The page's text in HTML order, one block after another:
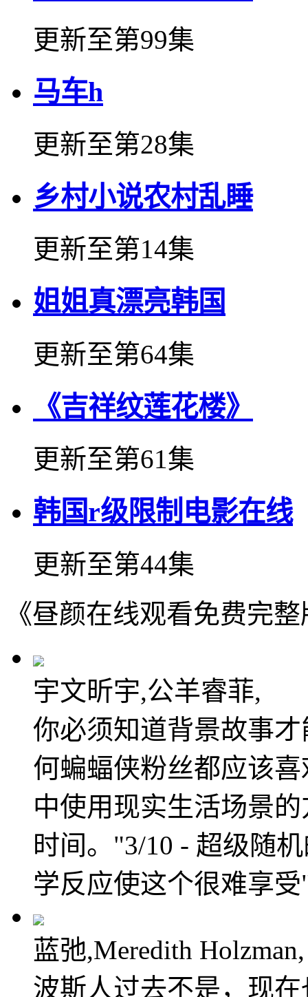
更新至第99集
马车h
更新至第28集
乡村小说农村乱睡
更新至第14集
姐姐真漂亮韩国
更新至第64集
《吉祥纹莲花楼》
更新至第61集
韩国r级限制电影在线
更新至第44集
《昼颜在线观看免费完
宇文昕宇,公羊睿菲,
你必须知道背景故事
何蝙蝠侠粉丝都应该
中使用现实生活场景
时间。"3/10 - 超级随
学反应使这个很难享
蓝弛,Meredith Holzman,
波斯人过去不是，现